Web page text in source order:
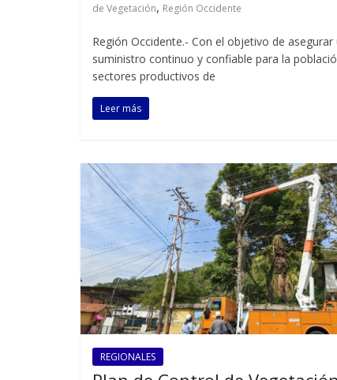
de Vegetación, Región Occidente
Región Occidente.- Con el objetivo de asegurar
suministro continuo y confiable para la
sectores productivos de
Leer más
REGIONALES